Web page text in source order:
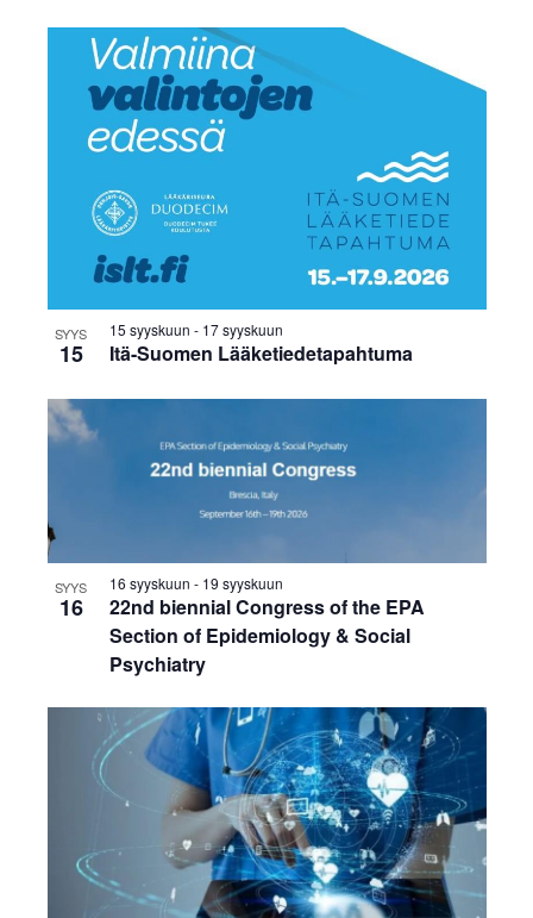
i
t
i
SYYS
15 Itä-Suomen Lääketiedetapahtuma
15 syyskuun - 17 syyskuun
SYYS
16
22nd biennial Congress of the EPA
Section of Epidemiology & Social
Psychiatry
16 syyskuun - 19 syyskuun